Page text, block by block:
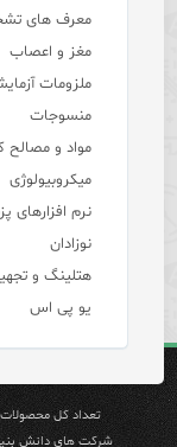
معرف های
مغز و اعصاب
ملزومات
منسوجات
مواد و مصالح
میکروبیولوژی
نرم افزارهای
نوزادان
هتلینگ و
یو پی اس
تعداد کل محصولات :
شرکت های دانش بنیان